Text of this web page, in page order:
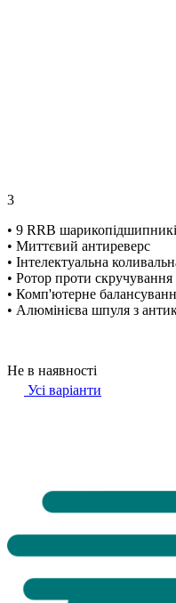
3
• 9 RRB
• Миттєвий антиреверс
• Інтелектуальна
• Ротор проти скручування
• Комп'ютерне
• Алюмінієва шпуля з
Не в наявності
Усі варіанти